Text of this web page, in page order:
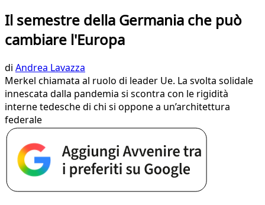
Il semestre della Germania che può
cambiare l'Europa
di Andrea Lavazza
Merkel chiamata al ruolo di leader Ue. La svolta solidale
innescata dalla pandemia si scontra con le rigidità
interne tedesche di chi si oppone a un’architettura
federale